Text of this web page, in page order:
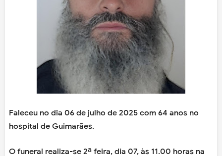
Faleceu no dia 06 de julho de 2025 com 64 anos no
hospital de Guimarães.
O funeral realiza-se 2ª feira, dia 07, às 11.00 horas na